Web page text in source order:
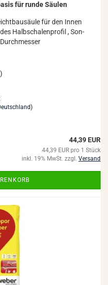
für runde Säu­len
für den Innen
Halb­scha­len­pro­fil , Son­
44,39 EUR
44,39 EUR pro 1 Stück
inkl. 19% MwSt. zzgl. Versand